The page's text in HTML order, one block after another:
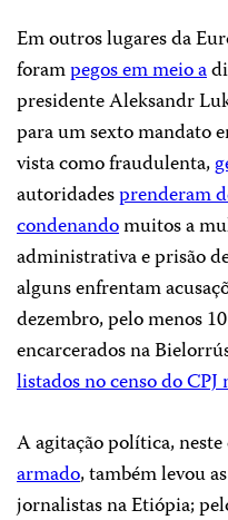
Em outros lugares da
forampegos em meio a
presidente Aleksandr
para um sexto mandato
vista como fraudulenta,
autoridadesprenderam
condenandomuitos a
administrativa e prisão
alguns enfrentam
dezembro, pelo menos
encarcerados na
listados no censo do
A agitação política,
armado, também levou
jornalistas na Etiópia;